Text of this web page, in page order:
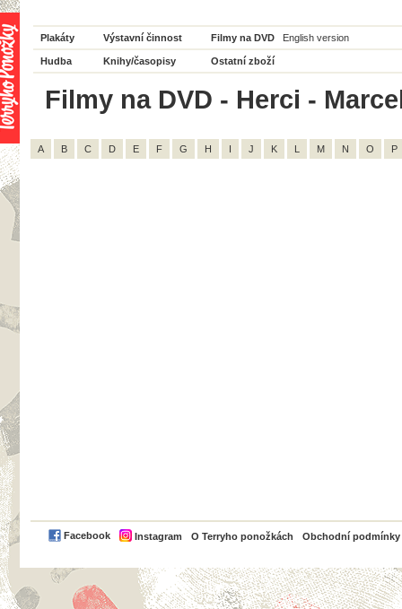
Plakáty Výstavní činnost Filmy na DVD English version
Hudba Knihy/časopisy Ostatní zboží
Filmy na DVD - Herci -
A B C D E F G H I J K L M N O P
Facebook Instagram O Terryho ponožkách Obchodní podmínky
PayPal